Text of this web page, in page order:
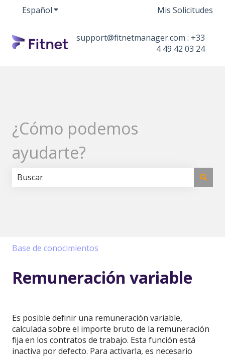
EspañolTraducciones de Mostrar submenú de
Mis Solicitudes
support@fitnetmanager.com : +33
4 49 42 03 24
¿Cómo podemos
ayudarte?
Base de conocimientos
Remuneración variable
Es posible definir una remuneración variable,
calculada sobre el importe bruto de la remuneración
fija en los contratos de trabajo. Esta función está
inactiva por defecto. Para activarla, es necesario